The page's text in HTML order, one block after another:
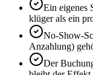
Ein eigenes
klüger als ein
No-Show-
Anzahlung)
Der